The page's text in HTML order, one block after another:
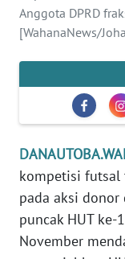
Anggota DPRD
[WahanaNews/
kompetisi futsal
pada aksi donor
puncak HUT ke-
November
KAMI
IKLAN
KAMI
PEDOMAN
MEDIA
SIBER
REDAKSI